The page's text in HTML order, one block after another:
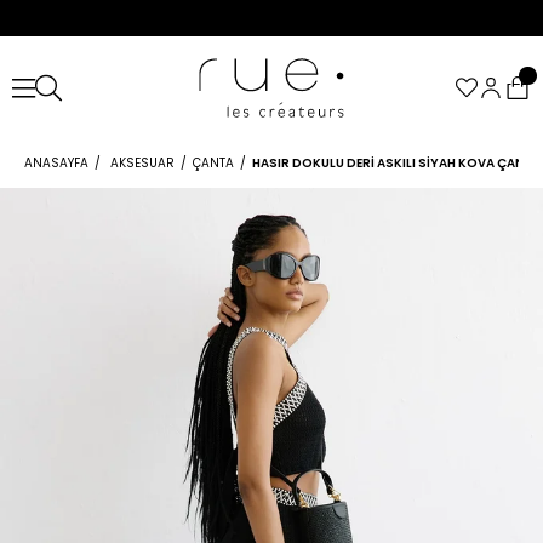
ANASAYFA AKSESUAR ÇANTA HASIR DOKULU DERI ASKILI SIYAH KOVA ÇANTA